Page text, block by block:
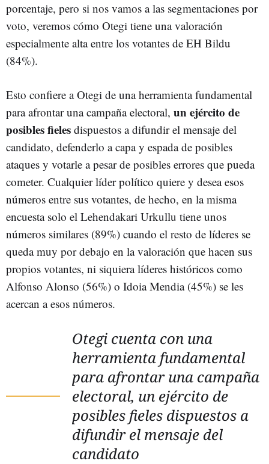
porcentaje, pero si nos vamos a las segmentaciones por
voto, veremos cómo Otegi tiene una valoración
especialmente alta entre los votantes de EH Bildu
(84%).
Esto confiere a Otegi de una herramienta fundamental
para afrontar una campaña electoral, un ejército de
posibles fieles dispuestos a difundir el mensaje del
candidato, defenderlo a capa y espada de posibles
ataques y votarle a pesar de posibles errores que pueda
cometer. Cualquier líder político quiere y desea esos
números entre sus votantes, de hecho, en la misma
encuesta solo el Lehendakari Urkullu tiene unos
números similares (89%) cuando el resto de líderes se
queda muy por debajo en la valoración que hacen sus
propios votantes, ni siquiera líderes históricos como
Alfonso Alonso (56%) o Idoia Mendia (45%) se les
acercan a esos números.
Otegi cuenta con una
herramienta fundamental
para afrontar una campaña
electoral, un ejército de
posibles fieles dispuestos a
difundir el mensaje del
candidato